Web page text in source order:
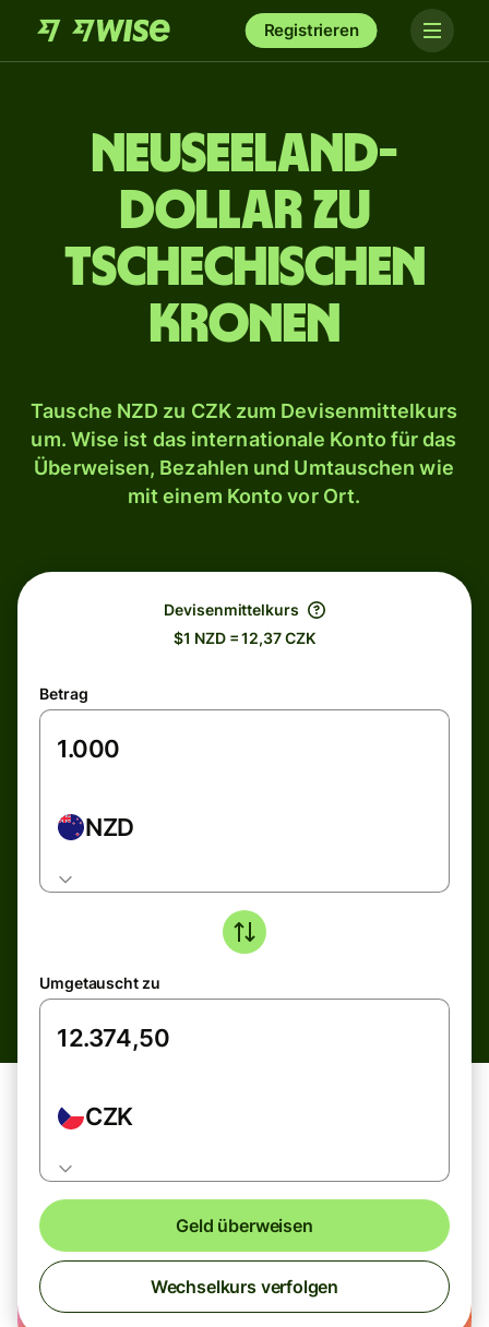
Registrieren
Neuseeland-
Dollar zu
tschechischen
Kronen
Tausche NZD zu CZK zum Devisenmittelkurs
um. Wise ist das internationale Konto für das
Überweisen, Bezahlen und Umtauschen wie
mit einem Konto vor Ort.
Devisenmittelkurs
$1 NZD = 12,37 CZK
Betrag
NZD
Umgetauscht zu
CZK
Geld überweisen
Wechselkurs verfolgen